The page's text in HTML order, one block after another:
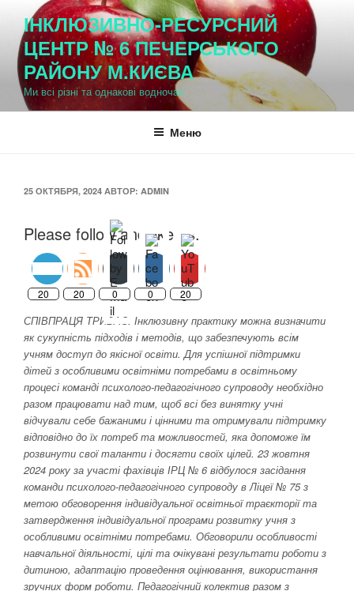
Перейти
содержимому
ІНКЛЮЗИВНО-РЕСУРСНИЙ
ЦЕНТР № 6 ПЕЧЕРСЬКОГО
РАЙОНУ М.КИЄВА
Ми всі різні та однакові водночас
Меню
ОПУБЛИКОВАНО
25 ОКТЯБРЯ, 2024 АВТОР: ADMIN
Please follow and like us:
20 20 0 0 20
СПІВПРАЦЯ ТРИВАЄ. Інклюзивну практику можна визначити
як сукупність підходів і методів, що забезпечують всім
учням доступ до якісної освіти. Для успішної підтримки
дітей з особливими освітніми потребами в освітньому
процесі команді психолого-педагогічного супроводу необхідно
разом працювати над тим, щоб всі без винятку учні
відчували себе бажаними і цінними та отримували підтримку
відповідно до їх потреб та можливостей, яка допоможе їм
розвинути свої таланти і досягти своїх цілей. 23 жовтня
2024 року за участі фахівців ІРЦ № 6 відбулося засідання
команди психолого-педагогічного супроводу в Ліцеї № 75 з
метою обговорення індивідуальної освітньої траєкторії та
затвердження індивідуальної програми розвитку учня з
особливими освітніми потребами. Обговорили особливості
навчальної діяльності, цілі та очікувані результати роботи з
дитиною, адаптацію проведення оцінювання, використання
зручних форм роботи. Педагогічний колектив разом з